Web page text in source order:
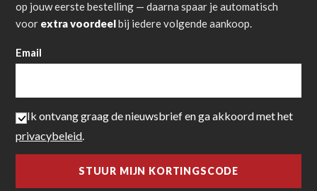
op jouw eerste bestelling — daarna spaar je automatisch
voor extra voordeelbij iedere volgende aankoop.
Email
Ik ontvang graag de nieuwsbrief en ga akkoord met het
privacybeleid